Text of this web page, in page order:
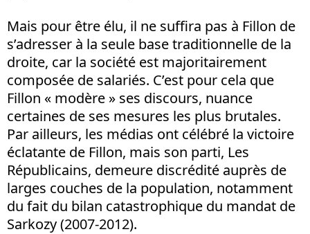
Mais pour être élu, il ne suffira pas à Fillon de
s’adresser à la seule base traditionnelle de la
droite, car la société est majoritairement
composée de salariés. C’est pour cela que
Fillon « modère » ses discours, nuance
certaines de ses mesures les plus brutales.
Par ailleurs, les médias ont célébré la victoire
éclatante de Fillon, mais son parti, Les
Républicains, demeure discrédité auprès de
larges couches de la population, notamment
du fait du bilan catastrophique du mandat de
Sarkozy (2007-2012).